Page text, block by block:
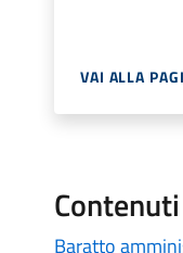
VAI ALLA
Baratto